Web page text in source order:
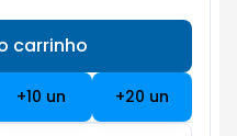
carrinho
+10 un +20 un